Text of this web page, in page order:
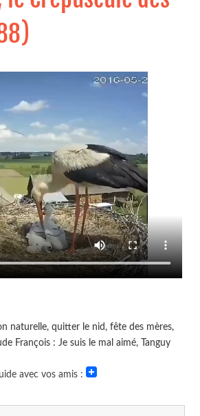
naturelle, quitter le nid, fête des mères,
François : Je suis le mal aimé, Tanguy
avec vos amis :